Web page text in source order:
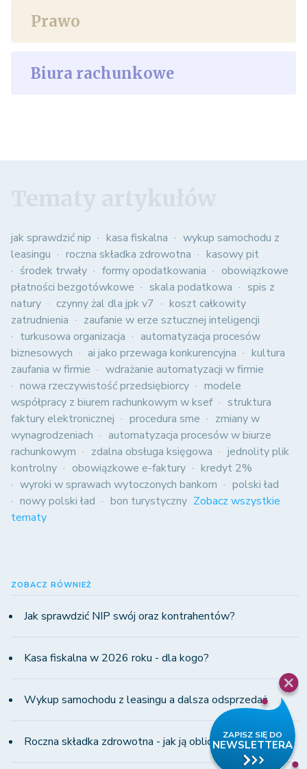
Prawo
Biura rachunkowe
jak sprawdzić nip kasa fiskalna
wykup samochodu z
leasingu
roczna składka zdrowotna
kasowy pit
środek trwały
formy opodatkowania
obowiązkowe
płatności bezgotówkowe
skala podatkowa
spis z
natury
czynny żal dla jpk v7
koszt całkowity
zatrudnienia
zaufanie w erze sztucznej inteligencji
turkusowa organizacja
automatyzacja procesów
biznesowych
ai jako przewaga konkurencyjna
kultura
zaufania w firmie
wdrażanie automatyzacji w firmie
nowa rzeczywistość przedsiębiorcy
modele
współpracy z biurem rachunkowym w ksef
struktura
faktury elektronicznej
procedura sme
zmiany w
wynagrodzeniach
automatyzacja procesów w biurze
rachunkowym
zdalna obsługa księgowa
jednolity plik
kontrolny
obowiązkowe e-faktury
kredyt 2%
wyroki w sprawach wytoczonych bankom
polski ład
nowy polski ład
bon turystyczny Zobacz wszystkie
tematy
ZOBACZ RÓWNIEŻ
Jak sprawdzić NIP swój oraz kontrahentów?
Kasa fiskalna w 2026 roku - dla kogo?
Wykup samochodu z leasingu a dalsza odsprzedaż
Roczna składka zdrowotna - jak ją obliczyć?